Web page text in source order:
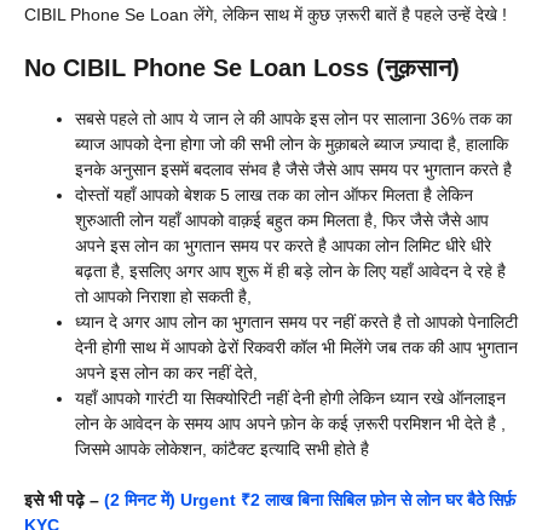
CIBIL Phone Se Loan लेंगे, लेकिन साथ में कुछ ज़रूरी बातें है पहले उन्हें देखे !
No CIBIL Phone Se Loan Loss (नुक़सान)
सबसे पहले तो आप ये जान ले की आपके इस लोन पर सालाना 36% तक का
ब्याज आपको देना होगा जो की सभी लोन के मुक़ाबले ब्याज ज़्यादा है, हालाकि
इनके अनुसान इसमें बदलाव संभव है जैसे जैसे आप समय पर भुगतान करते है
दोस्तों यहाँ आपको बेशक 5 लाख तक का लोन ऑफर मिलता है लेकिन
शुरुआती लोन यहाँ आपको वाक़ई बहुत कम मिलता है, फिर जैसे जैसे आप
अपने इस लोन का भुगतान समय पर करते है आपका लोन लिमिट धीरे धीरे
बढ़ता है, इसलिए अगर आप शुरू में ही बड़े लोन के लिए यहाँ आवेदन दे रहे है
तो आपको निराशा हो सकती है,
ध्यान दे अगर आप लोन का भुगतान समय पर नहीं करते है तो आपको पेनालिटी
देनी होगी साथ में आपको ढेरों रिकवरी कॉल भी मिलेंगे जब तक की आप भुगतान
अपने इस लोन का कर नहीं देते,
यहाँ आपको गारंटी या सिक्योरिटी नहीं देनी होगी लेकिन ध्यान रखे ऑनलाइन
लोन के आवेदन के समय आप अपने फ़ोन के कई ज़रूरी परमिशन भी देते है ,
जिसमे आपके लोकेशन, कांटैक्ट इत्यादि सभी होते है
इसे भी पढ़े – (2 मिनट में) Urgent ₹2 लाख बिना सिबिल फ़ोन से लोन घर बैठे सिर्फ़
KYC